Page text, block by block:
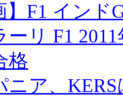
】F1 イン
ーリ F1
格
ニア、